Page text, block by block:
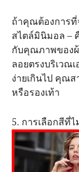
ถ้าคุณต้องการที่
สไตล์มินิมอล –
กับคุณภาพของผ้
ลอยตรงบริเวณ
ง่ายเกินไป คุณ
หรือรองเท้า
5. การเลือกสีที่ไ